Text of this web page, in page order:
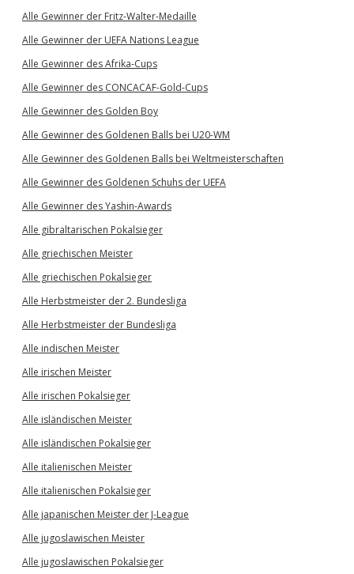
Alle Gewinner der Fritz-Walter-Medaille
Alle Gewinner der UEFA Nations League
Alle Gewinner des Afrika-Cups
Alle Gewinner des CONCACAF-Gold-Cups
Alle Gewinner des Golden Boy
Alle Gewinner des Goldenen Balls bei U20-WM
Alle Gewinner des Goldenen Balls bei Weltmeisterschaften
Alle Gewinner des Goldenen Schuhs der UEFA
Alle Gewinner des Yashin-Awards
Alle gibraltarischen Pokalsieger
Alle griechischen Meister
Alle griechischen Pokalsieger
Alle Herbstmeister der 2. Bundesliga
Alle Herbstmeister der Bundesliga
Alle indischen Meister
Alle irischen Meister
Alle irischen Pokalsieger
Alle isländischen Meister
Alle isländischen Pokalsieger
Alle italienischen Meister
Alle italienischen Pokalsieger
Alle japanischen Meister der J-League
Alle jugoslawischen Meister
Alle jugoslawischen Pokalsieger